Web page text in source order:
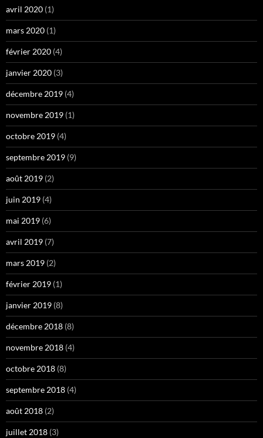
avril 2020 (1)
mars 2020 (1)
février 2020 (4)
janvier 2020 (3)
décembre 2019 (4)
novembre 2019 (1)
octobre 2019 (4)
septembre 2019 (9)
août 2019 (2)
juin 2019 (4)
mai 2019 (6)
avril 2019 (7)
mars 2019 (2)
février 2019 (1)
janvier 2019 (8)
décembre 2018 (8)
novembre 2018 (4)
octobre 2018 (8)
septembre 2018 (4)
août 2018 (2)
juillet 2018 (3)